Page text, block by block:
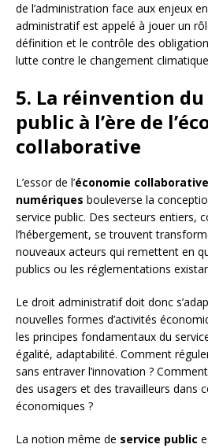
de l’administration face aux enjeux
administratif est appelé à jouer un
définition et le contrôle des
lutte contre le changement
5. La réinvention
public à l’ère de
collaborative
L’essor de l’économie collaborative
numériques bouleverse la
service public. Des secteurs entiers,
l’hébergement, se trouvent
nouveaux acteurs qui remettent en
publics ou les réglementations
Le droit administratif doit donc
nouvelles formes d’activités
les principes fondamentaux du
égalité, adaptabilité. Comment
sans entraver l’innovation ?
des usagers et des travailleurs dans
économiques ?
La notion même de service public